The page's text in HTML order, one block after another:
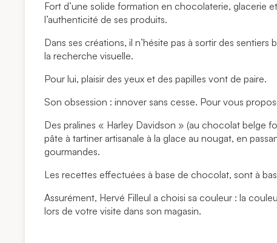
Fort d’une solide formation en chocolaterie, glacerie
l’authenticité de ses produits.
Dans ses créations, il n’hésite pas à sortir des
la recherche visuelle.
Pour lui, plaisir des yeux et des papilles vont de paire.
Son obsession : innover sans cesse. Pour vous
Des pralines « Harley Davidson » (au chocolat belge
pâte à tartiner artisanale à la glace au nougat, en
gourmandes.
Les recettes effectuées à base de chocolat, sont à
Assurément, Hervé Filleul a choisi sa couleur : la
lors de votre visite dans son magasin.